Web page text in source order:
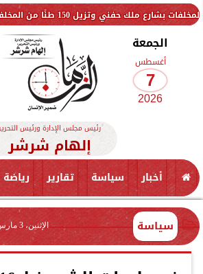
150 طنًا من المخلفات
الجمعة
أغسطس
7
2026
رئيس مجلس الإدارة ورئيس
إلهام شرشر
أخبار سياسة تقارير رياضة
سياسة الإثنين، 3 مارس 2025